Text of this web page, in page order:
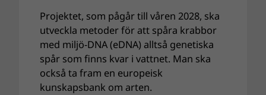
Projektet, som pågår till våren 2028, ska
utveckla metoder för att spåra krabbor
med miljö-DNA (eDNA) alltså genetiska
spår som finns kvar i vattnet. Man ska
också ta fram en europeisk
kunskapsbank om arten.